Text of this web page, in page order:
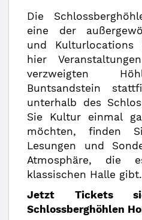
Die
eine der
und
hier
verzweigten
Buntsandstein
unterhalb des
Sie Kultur einmal
möchten, finden
Lesungen und
Atmosphäre,
klassischen Halle gibt.
Jetzt Tickets
Schlossberghöhlen